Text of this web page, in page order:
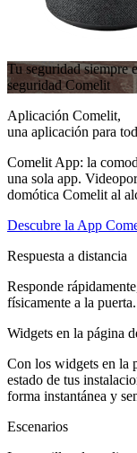
Tu seguridad siempre
seguridad Comelit
Aplicación Comelit,
una aplicación para
Comelit App: la
una sola app.
domótica Comelit al
Descubre la App
Respuesta a distancia
Responde
físicamente a la
Widgets en la página
Con los widgets en la
estado de tus
forma instantánea y
Escenarios